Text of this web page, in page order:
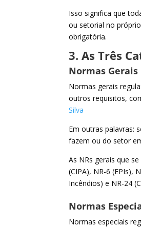
Isso significa que
ou setorial no
obrigatória.
3. As Três
Normas Gerais
Normas gerais
outros requisitos,
Silva
Em outras palavras:
fazem ou do setor
As NRs gerais que
(CIPA), NR-6 (EPIs),
Incêndios) e NR-24
Normas
Normas especiais